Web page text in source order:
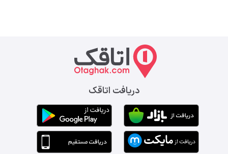
دریافت اتاقک